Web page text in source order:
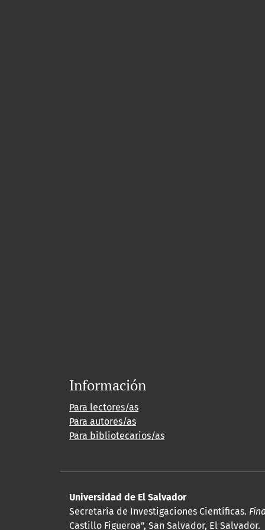
Información
Para lectores/as
Para autores/as
Para bibliotecarios/as
Universidad de El Salvador
Secretaría de Investigaciones Científicas.
Castillo Figueroa”, San Salvador, El Salvador.